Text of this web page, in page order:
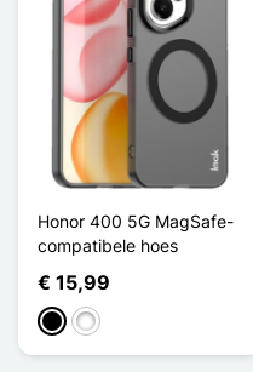
Honor 400 5G MagSafe-
compatibele hoes
€ 15,99
ZwartWit